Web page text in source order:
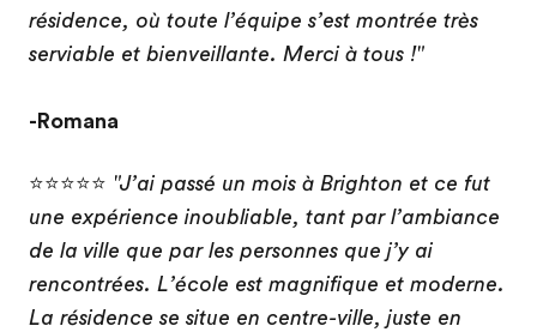
résidence, où toute l’équipe s’est montrée très
serviable et bienveillante. Merci à tous !"
-Romana
⭐⭐⭐⭐⭐ "J’ai passé un mois à Brighton et ce fut
une expérience inoubliable, tant par l’ambiance
de la ville que par les personnes que j’y ai
rencontrées. L’école est magnifique et moderne.
La résidence se situe en centre-ville, juste en